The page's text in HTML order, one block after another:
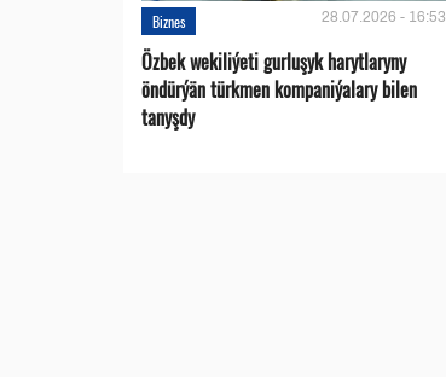
Biznes 28.07.2026 - 16:53
Özbek wekiliýeti gurluşyk harytlaryny
öndürýän türkmen kompaniýalary bilen
tanyşdy